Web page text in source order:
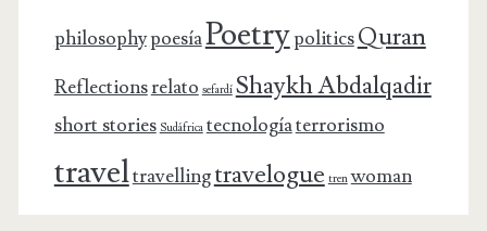
philosophypoesíaPoetrypoliticsQuran
Reflectionsrelato sefardí Shaykh Abdalqadir
short stories Sudáfrica tecnologíaterrorismo
traveltravellingtravelogue tren woman